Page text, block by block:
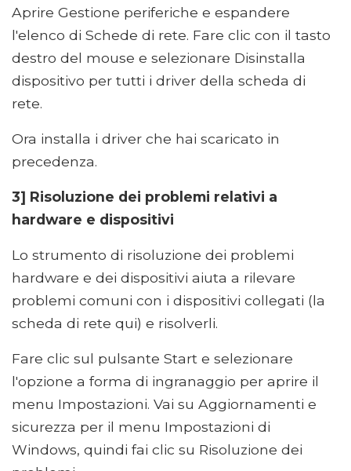
Aprire Gestione periferiche e espandere
l'elenco di Schede di rete. Fare clic con il tasto
destro del mouse e selezionare Disinstalla
dispositivo per tutti i driver della scheda di
rete.
Ora installa i driver che hai scaricato in
precedenza.
3] Risoluzione dei problemi relativi a
hardware e dispositivi
Lo strumento di risoluzione dei problemi
hardware e dei dispositivi aiuta a rilevare
problemi comuni con i dispositivi collegati (la
scheda di rete qui) e risolverli.
Fare clic sul pulsante Start e selezionare
l'opzione a forma di ingranaggio per aprire il
menu Impostazioni. Vai su Aggiornamenti e
sicurezza per il menu Impostazioni di
Windows, quindi fai clic su Risoluzione dei